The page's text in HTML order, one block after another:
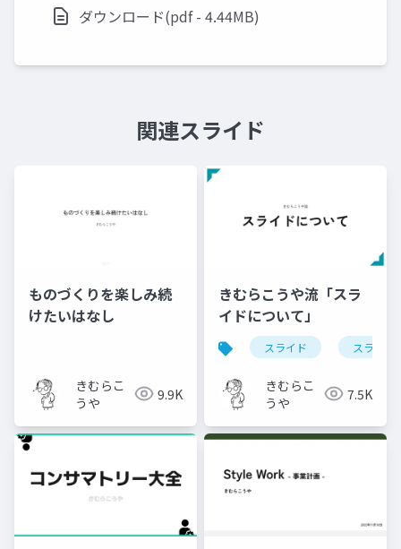
ダウンロード(pdf - 4.44MB)
関連スライド
ものづくりを楽しみ続
けたいはなし
きむらこ
うや
9.9K
きむらこうや流「スラ
イドについて」
スライド スライド
きむらこ
うや
7.5K